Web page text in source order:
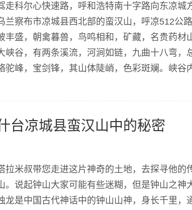
走科尔心快速路，呼和浩特南十字路向东凉城
兰察布市凉城县西北部的蛮汉山，呼凉512公
丰盛，朝禽暮兽，鸟鸣相和，矿藏，名贵药材
谷，有两条溪流，河涧如链，九曲十八弯，
驼峰，宝剑锋，其山体陡峭，色彩斑斓。峡谷
台凉城县蛮汉山中的秘密
拉米叔带您走进这片神奇的土地，去探寻他的
。说起钟山大家可能有些迷糊，但是钟山之神
龙是中国古代神话中的钟山山神，身长千里，